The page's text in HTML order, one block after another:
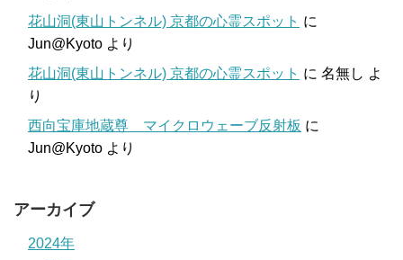
花山洞(東山トンネル) 京都の心霊スポット に
Jun@Kyoto より
花山洞(東山トンネル) 京都の心霊スポット に 名無し よ
り
西向宝庫地蔵尊 マイクロウェーブ反射板 に
Jun@Kyoto より
アーカイブ
2024年